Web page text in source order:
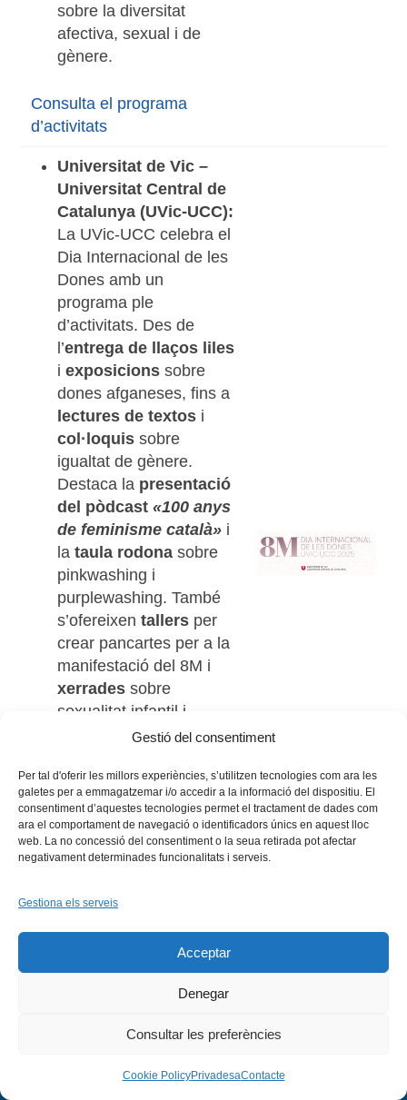
Gestió del consentiment
Per tal d'oferir les millors experiències, s’utilitzen tecnologies com ara les
galetes per a emmagatzemar i/o accedir a la informació del dispositiu. El
consentiment d’aquestes tecnologies permet el tractament de dades com
ara el comportament de navegació o identificadors únics en aquest lloc
web. La no concessió del consentiment o la seua retirada pot afectar
negativament determinades funcionalitats i serveis.
Gestiona els serveis
Acceptar
Denegar
Consultar les preferències
Cookie PolicyPrivadesaContacte
sobre la diversitat
afectiva, sexual i de
gènere.
Consulta el programa
d’activitats
Universitat de Vic –
Universitat Central de
Catalunya (UVic-UCC):
La UVic-UCC celebra el
Dia Internacional de les
Dones amb un
programa ple
d’activitats. Des de
l’entrega de llaços liles
iexposicions sobre
dones afganeses, fins a
lectures de textos i
col·loquis sobre
igualtat de gènere.
Destaca la presentació
del pòdcast«100 anys
de feminisme català» i
lataula rodona sobre
pinkwashing i
purplewashing. També
s’ofereixentallers per
crear pancartes per a la
manifestació del 8M i
xerrades sobre
sexualitat infantil i
desigualtats laborals. A
Premis Francesca
Bartrina 2024i es
promourà la reflexió
sobre el llegat feminista
regió Vives